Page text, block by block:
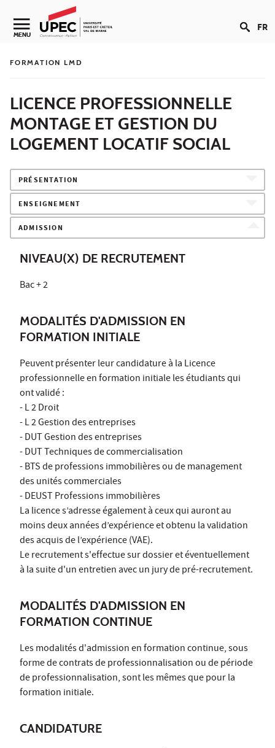
Aller au contenu
Navigation secondaire
MENU FR
FORMATION LMD
LICENCE PROFESSIONNELLE
MONTAGE ET GESTION DU
LOGEMENT LOCATIF SOCIAL
PRÉSENTATION
ENSEIGNEMENT
ADMISSION
NIVEAU(X) DE RECRUTEMENT
Bac + 2
MODALITÉS D'ADMISSION EN
FORMATION INITIALE
Peuvent présenter leur candidature à la Licence
professionnelle en formation initiale les étudiants qui
ont validé :
- L 2 Droit
- L 2 Gestion des entreprises
- DUT Gestion des entreprises
- DUT Techniques de commercialisation
- BTS de professions immobilières ou de management
des unités commerciales
- DEUST Professions immobilières
La licence s’adresse également à ceux qui auront au
moins deux années d’expérience et obtenu la validation
des acquis de l’expérience (VAE).
Le recrutement s'effectue sur dossier et éventuellement
à la suite d'un entretien avec un jury de pré-recrutement.
MODALITÉS D'ADMISSION EN
FORMATION CONTINUE
Les modalités d'admission en formation continue, sous
forme de contrats de professionnalisation ou de période
de professionnalisation, sont les mêmes que pour la
formation initiale.
CANDIDATURE